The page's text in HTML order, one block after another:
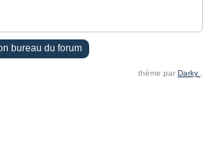
bureau du forum
thème par Darky